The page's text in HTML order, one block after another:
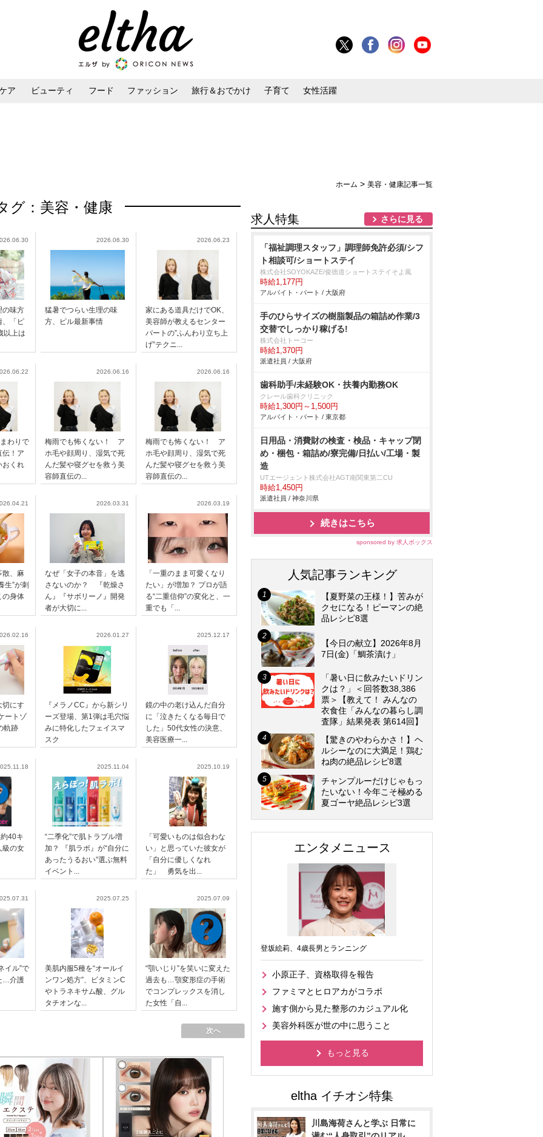
ア ビューティ フード ファッション 旅行＆おでかけ 子育て 女性活躍
ホーム > 美容・健康記事一覧
グ：美容・健康
の味方
「ピ
以上は
2026.06.30
猛暑でつらい生理の味
方、ピル最新事情
2026.06.23
家にある道具だけでOK、
美容師が教えるセンター
パートの”ふんわり立ち上
げ”テクニ...
わりで
！ア
おくれ
2026.06.16
梅雨でも怖くない！ ア
ホ毛や顔周り、湿気で死
んだ髪や寝グセを救う美
容師直伝の...
2026.06.16
梅雨でも怖くない！ ア
ホ毛や顔周り、湿気で死
んだ髪や寝グセを救う美
容師直伝の...
散、麻
生”が刺
身体
2026.03.31
なぜ「女子の本音」を逃
さないのか？ 『乾燥さ
ん』『サボリーノ』開発
者が大切に...
2026.03.19
「一重のまま可愛くなり
たい」が増加？ プロが語
る“二重信仰”の変化と、一
重でも「...
切にす
ートゾ
軌跡
2026.01.27
『メラノCC』から新シリ
ーズ登場、第1弾は毛穴悩
みに特化したフェイスマ
スク
2025.12.17
鏡の中の老け込んだ自分
に「泣きたくなる毎日で
した」50代女性の決意、
美容医療一...
40キ
級の女
2025.11.04
“二季化”で肌トラブル増
加？ 『肌ラボ』が“自分に
あったうるおい”選ぶ無料
イベント...
2025.10.19
「可愛いものは似合わな
い」と思っていた彼女が
「自分に優しくなれ
た」 勇気を出...
イル”で
…介護
2025.07.25
美肌内服5種を“オールイ
ンワン処方”、ビタミンC
トラネキサム酸、グル
タチオンな...
2025.07.09
“顎いじり”を笑いに変えた
過去も…顎変形症の手術
でコンプレックスを消し
た女性「自...
次へ
求人特集 さらに見る
「福祉調理スタッフ」調理師免許必須/シフ
ト相談可/ショートステイ
株式会社SOYOKAZE/俊徳道ショートステイそよ風
時給1,177円
アルバイト・パート / 大阪府
手のひらサイズの樹脂製品の箱詰め作業/3
交替でしっかり稼げる!
株式会社トーコー
時給1,370円
派遣社員 / 大阪府
歯科助手/未経験OK・扶養内勤務OK
クレール歯科クリニック
時給1,300円～1,500円
アルバイト・パート / 東京都
日用品・消費財の検査・検品・キャップ閉
め・梱包・箱詰め/寮完備/日払い/工場・製
造
UTエージェント株式会社AGT南関東第二CU
時給1,450円
派遣社員 / 神奈川県
続きはこちら
sponsored by 求人ボックス
人気記事ランキング
【夏野菜の王様！】苦みが
クセになる！ピーマンの絶
品レシピ8選
【今日の献立】2026年8月
7日(金)「鯛茶漬け」
「暑い日に飲みたいドリン
クは？」＜回答数38,386
票＞【教えて！ みんなの
衣食住「みんなの暮らし調
査隊」結果発表 第614回】
【驚きのやわらかさ！】ヘ
ルシーなのに大満足！鶏む
ね肉の絶品レシピ8選
チャンプルーだけじゃもっ
たいない！今年こそ極める
夏ゴーヤ絶品レシピ3選
エンタメニュース
登坂絵莉、4歳長男とランニング
小原正子、資格取得を報告
ファミマとヒロアカがコラボ
施す側から見た整形のカジュアル化
美容外科医が世の中に思うこと
もっと見る
川島海荷さんと学ぶ 日常に